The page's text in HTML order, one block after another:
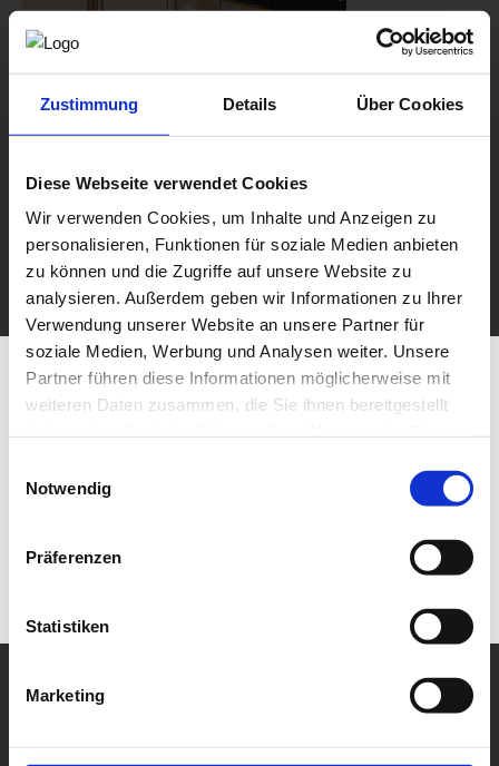
Zustimmung Details Über Cookies
Diese Webseite verwendet Cookies
Wir verwenden Cookies, um Inhalte und Anzeigen zu
personalisieren, Funktionen für soziale Medien anbieten
zu können und die Zugriffe auf unsere Website zu
analysieren. Außerdem geben wir Informationen zu Ihrer
Verwendung unserer Website an unsere Partner für
soziale Medien, Werbung und Analysen weiter. Unsere
Partner führen diese Informationen möglicherweise mit
weiteren Daten zusammen, die Sie ihnen bereitgestellt
Notwendig
Präferenzen
Statistiken
Marketing